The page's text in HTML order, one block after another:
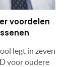
voordelen
legt in zeven
voor oudere